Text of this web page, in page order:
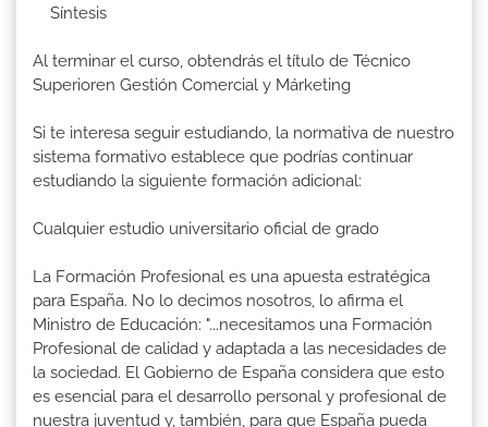
Síntesis
Al terminar el curso, obtendrás el título de Técnico
Superioren Gestión Comercial y Márketing
Si te interesa seguir estudiando, la normativa de nuestro
sistema formativo establece que podrías continuar
estudiando la siguiente formación adicional:
Cualquier estudio universitario oficial de grado
La Formación Profesional es una apuesta estratégica
para España. No lo decimos nosotros, lo afirma el
Ministro de Educación: "...necesitamos una Formación
Profesional de calidad y adaptada a las necesidades de
la sociedad. El Gobierno de España considera que esto
es esencial para el desarrollo personal y profesional de
nuestra juventud y, también, para que España pueda